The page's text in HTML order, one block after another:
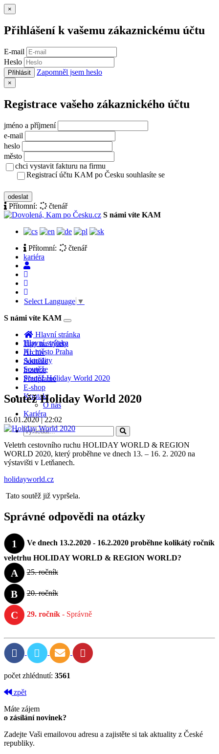
×
Přihlášení k vašemu zákaznickému účtu
E-mail
Heslo
Přihlásit Zapomněl jsem heslo
×
Registrace vašeho zákaznického účtu
jméno a příjmení
e-mail
heslo
město
chci vystavit fakturu na firmu
Registrací účtu KAM po Česku souhlasíte se
odeslat
Přítomní:
čtenář
S námi víte KAM
Přítomní:
čtenář
kariéra
Select Language ▼
S námi víte KAM
Toggle
navigation
Hlavní stránka
Tipy na výlety
Archiv
Soutěže
Inzerce
Předplatné
E-shop
Kontakt
O nás
Kariéra
Hlavní stránka
Hl. město Praha
Aktuality
Soutěže
Soutěž Holiday World 2020
Soutěž Holiday World 2020
16.01.2020 | 22:02
Veletrh cestovního ruchu HOLIDAY WORLD & REGION
WORLD 2020, který proběhne ve dnech 13. – 16. 2. 2020 na
výstavišti v Letňanech.
holidayworld.cz
Tato soutěž již vypršela.
Správné odpovědi na otázky
1
Ve dnech 13.2.2020 - 16.2.2020 proběhne kolikátý ročník
veletrhu HOLIDAY WORLD & REGION WORLD?
A 25. ročník
B 20. ročník
C 29. ročník- Správně
počet zhlédnutí: 3561
zpět
Máte zájem
o zásílání novinek?
Zadejte Vaši emailovou adresu a zajistěte si tak aktuality z České
republiky.